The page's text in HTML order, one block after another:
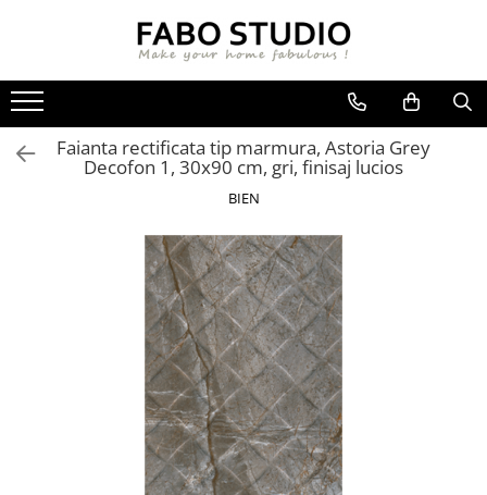
GRESIE INTERIOR
GRESIE EXTERIOR
GRESIE XXL - LASTRE
TREPTE DIN GRESIE
FAIANTA
PIESE DECORATIVE
CANAPELE
CUIEREFaianta rectificata tip marmura, Astoria Grey
Decofon 1, 30x90 cm, gri, finisaj lucios
BIEN